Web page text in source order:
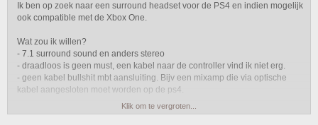
Ik ben op zoek naar een surround headset voor de PS4 en indien mogelijk
ook compatible met de Xbox One.
Wat zou ik willen?
- 7.1 surround sound en anders stereo
- draadloos is geen must, een kabel naar de controller vind ik niet erg.
- geen kabel bullshit mbt aansluiting. Bijv een mixamp die via optische
kabel aangesloten moet worden op de ps4.
Ik wil een headset waarmee ik kan gamen, maar ook kan film kijken.
Klik om te vergroten...